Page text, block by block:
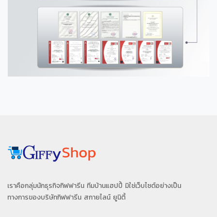
เราคือกลุ่มนักธุรกิจกิฟฟารีน ทีมบ้านแฮปปี้ มิใช่เว็บไซต์อย่างเป็น
ทางการของบริษัทกิฟฟารีน สกายไลน์ ยูนิตี้